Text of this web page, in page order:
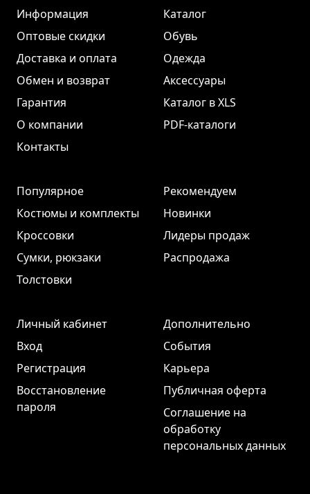
Информация
Оптовые скидки
Доставка и оплата
Обмен и возврат
Гарантия
О компании
Контакты
Каталог
Обувь
Одежда
Аксессуары
Каталог в XLS
PDF-каталоги
Популярное
Костюмы и комплекты
Кроссовки
Сумки, рюкзаки
Толстовки
Рекомендуем
Новинки
Лидеры продаж
Распродажа
Личный кабинет
Вход
Регистрация
Восстановление
пароля
Дополнительно
События
Карьера
Публичная оферта
Соглашение на
обработку
персональных данных